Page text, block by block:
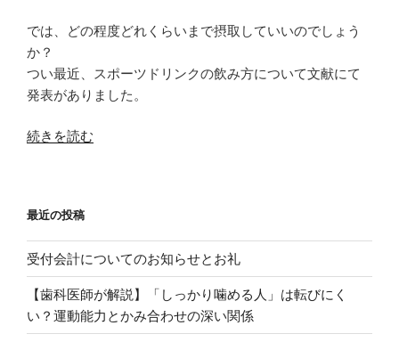
では、どの程度どれくらいまで摂取していいのでしょう
か？
つい最近、スポーツドリンクの飲み方について文献にて
発表がありました。
“ス
ド
リ
ン
ク
の
続きを読む
最近の投稿
受付会計についてのお知らせとお礼
【歯科医師が解説】「しっかり噛める人」は転びにく
い？運動能力とかみ合わせの深い関係